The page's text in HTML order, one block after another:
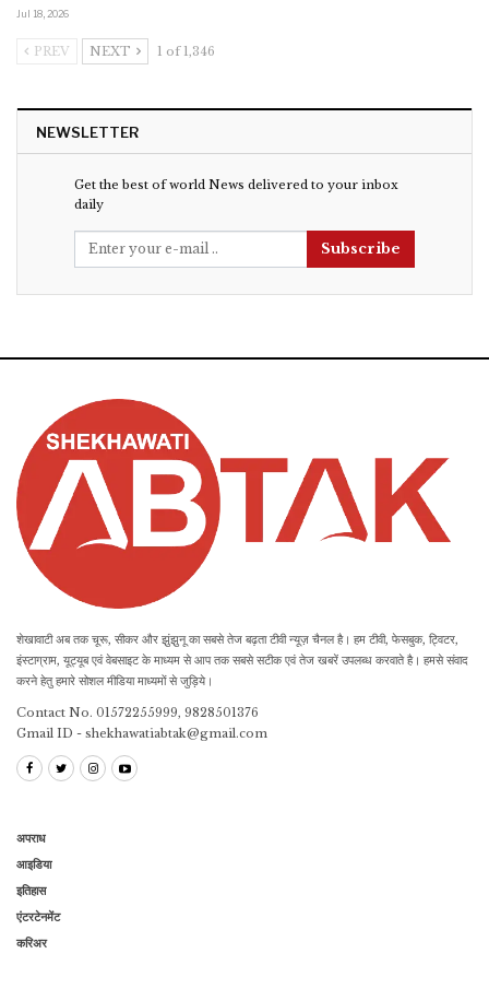
Jul 18, 2026
PREV NEXT 1 of 1,346
NEWSLETTER
Get the best of world News delivered to your inbox
daily
Subscribe
शेखावाटी अब तक चूरू, सीकर और झुंझुनू का सबसे तेज बढ़ता टीवी न्यूज़ चैनल है। हम टीवी, फेसबुक, ट्विटर,
इंस्टाग्राम, यूट्यूब एवं वेबसाइट के माध्यम से आप तक सबसे सटीक एवं तेज खबरें उपलब्ध करवाते है। हमसे संवाद
करने हेतु हमारे सोशल मीडिया माध्यमों से जुड़िये।
Contact No. 01572255999, 9828501376
Gmail ID - shekhawatiabtak@gmail.com
अपराध
आइडिया
इतिहास
एंटरटेनमेंट
करिअर